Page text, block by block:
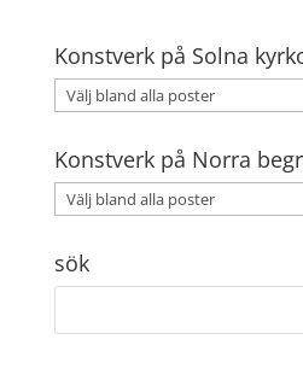
Konstverk på Solna
Konstverk på Norra
sök